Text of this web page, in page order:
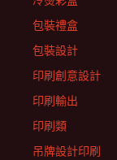
包裝禮盒
包裝設計
印刷創意設計
印刷輸出
印刷類
吊牌設計印刷